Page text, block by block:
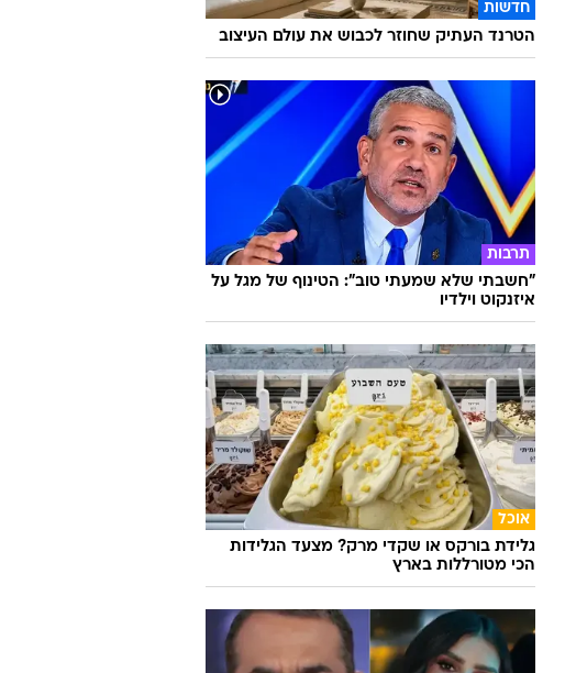
חדשות
הטרנד העתיק שחוזר לכבוש את עולם העיצוב
תרבות
"חשבתי שלא שמעתי טוב": הטינוף של מגל על
איזנקוט וילדיו
אוכל
גלידת בורקס או שקדי מרק? מצעד הגלידות
הכי מטורללות בארץ